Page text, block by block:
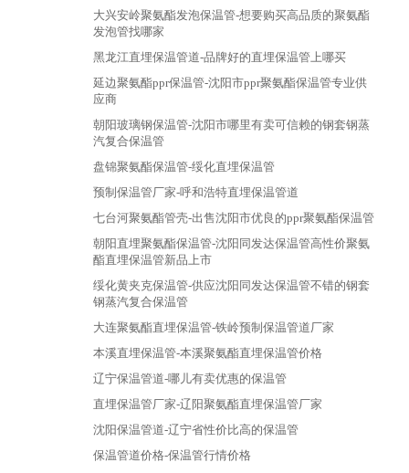
大兴安岭聚氨酯发泡保温管-想要购买高品质的聚氨酯
发泡管找哪家
黑龙江直埋保温管道-品牌好的直埋保温管上哪买
延边聚氨酯ppr保温管-沈阳市ppr聚氨酯保温管专业供
应商
朝阳玻璃钢保温管-沈阳市哪里有卖可信赖的钢套钢蒸
汽复合保温管
盘锦聚氨酯保温管-绥化直埋保温管
预制保温管厂家-呼和浩特直埋保温管道
七台河聚氨酯管壳-出售沈阳市优良的ppr聚氨酯保温管
朝阳直埋聚氨酯保温管-沈阳同发达保温管高性价聚氨
酯直埋保温管新品上市
绥化黄夹克保温管-供应沈阳同发达保温管不错的钢套
钢蒸汽复合保温管
大连聚氨酯直埋保温管-铁岭预制保温管道厂家
本溪直埋保温管-本溪聚氨酯直埋保温管价格
辽宁保温管道-哪儿有卖优惠的保温管
直埋保温管厂家-辽阳聚氨酯直埋保温管厂家
沈阳保温管道-辽宁省性价比高的保温管
保温管道价格-保温管行情价格